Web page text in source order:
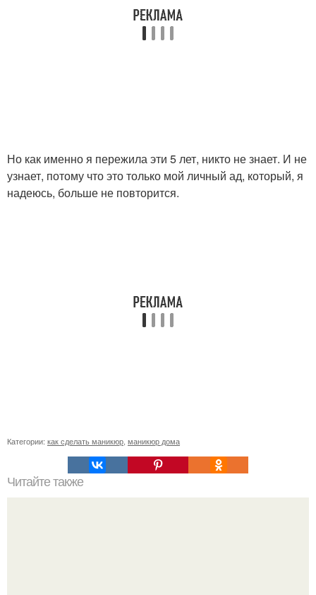
Но как именно я пережила эти 5 лет, никто не знает. И не
узнает, потому что это только мой личный ад, который, я
надеюсь, больше не повторится.
Категории: как сделать маникюр маникюр дома
Читайте также